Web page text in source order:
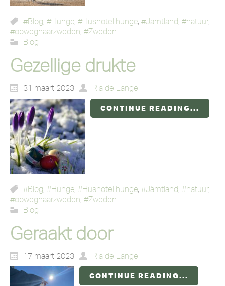
#Blog, #Hunge, #Hushotellhunge, #Jämtland, #natuur,
#opwegnaarzweden, #Zweden
Blog
Gezellige drukte
31 maart 2023 Ria de Lange
CONTINUE READING...
#Blog, #Hunge, #Hushotellhunge, #Jämtland, #natuur,
#opwegnaarzweden, #Zweden
Blog
Geraakt door
17 maart 2023 Ria de Lange
CONTINUE READING...